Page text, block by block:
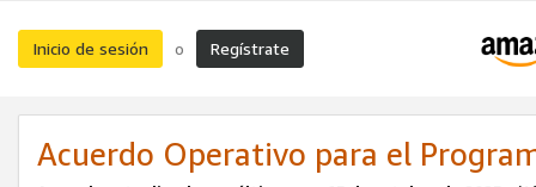
Inicio de sesión o Regístrate
Acuerdo Operativo para el